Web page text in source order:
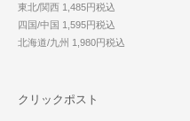
東北/関西 1,485円税込
四国/中国 1,595円税込
北海道/九州 1,980円税込
クリックポスト